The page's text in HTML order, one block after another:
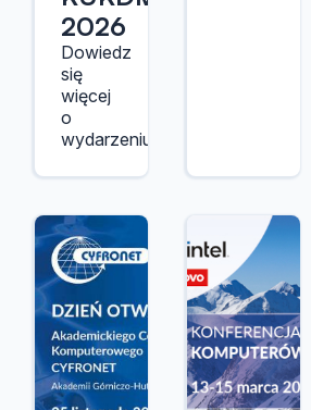
2026
Dowiedz
się
więcej
o
wydarzeniu.